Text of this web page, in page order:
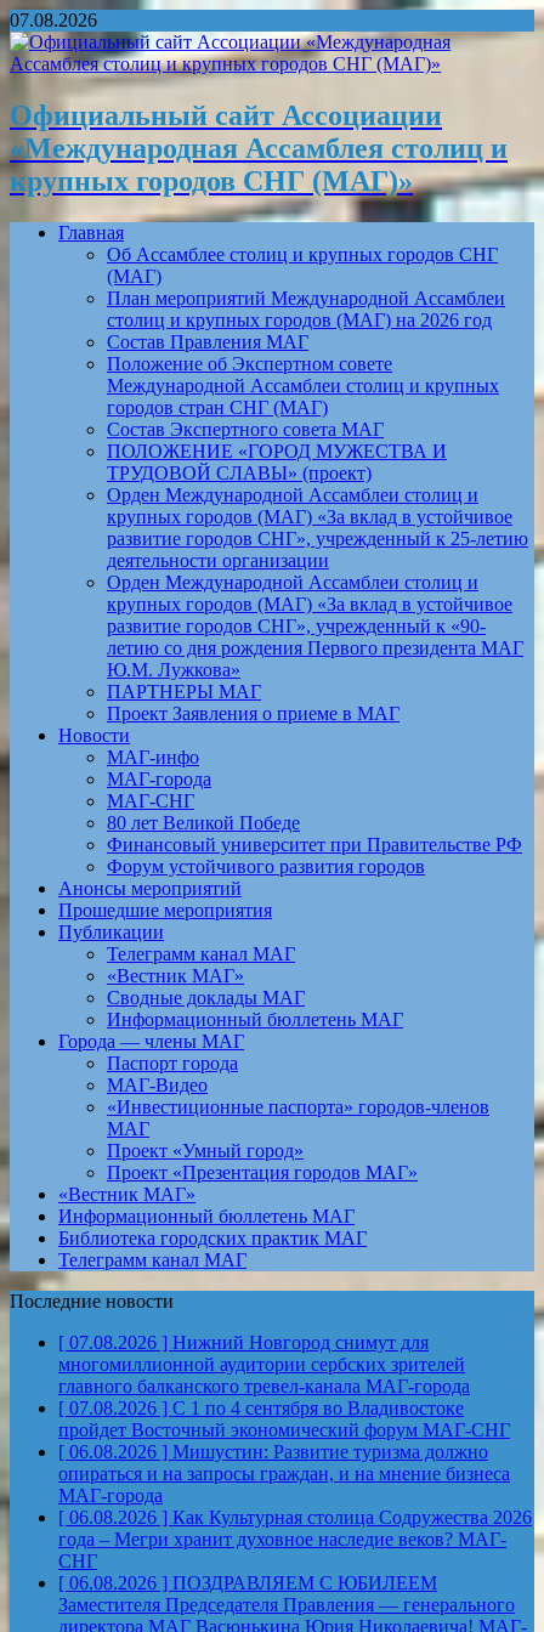
07.08.2026
Официальный сайт Ассоциации
«Международная Ассамблея столиц и
крупных городов СНГ (МАГ)»
Главная
Об Ассамблее столиц и крупных городов СНГ
(МАГ)
План мероприятий Международной Ассамблеи
столиц и крупных городов (МАГ) на 2026 год
Состав Правления МАГ
Положение об Экспертном совете
Международной Ассамблеи столиц и крупных
городов стран СНГ (МАГ)
Состав Экспертного совета МАГ
ПОЛОЖЕНИЕ «ГОРОД МУЖЕСТВА И
ТРУДОВОЙ СЛАВЫ» (проект)
Орден Международной Ассамблеи столиц и
крупных городов (МАГ) «За вклад в устойчивое
развитие городов СНГ», учрежденный к 25-летию
деятельности организации
Орден Международной Ассамблеи столиц и
крупных городов (МАГ) «За вклад в устойчивое
развитие городов СНГ», учрежденный к «90-
летию со дня рождения Первого президента МАГ
Ю.М. Лужкова»
ПАРТНЕРЫ МАГ
Проект Заявления о приеме в МАГ
Новости
МАГ-инфо
МАГ-города
МАГ-СНГ
80 лет Великой Победе
Финансовый университет при Правительстве РФ
Форум устойчивого развития городов
Анонсы мероприятий
Прошедшие мероприятия
Публикации
Телеграмм канал МАГ
«Вестник МАГ»
Сводные доклады МАГ
Информационный бюллетень МАГ
Города — члены МАГ
Паспорт города
МАГ-Видео
«Инвестиционные паспорта» городов-членов
МАГ
Проект «Умный город»
Проект «Презентация городов МАГ»
«Вестник МАГ»
Информационный бюллетень МАГ
Библиотека городских практик МАГ
Телеграмм канал МАГ
Последние новости
[ 07.08.2026 ] Нижний Новгород снимут для
многомиллионной аудитории сербских зрителей
главного балканского тревел-канала МАГ-города
[ 07.08.2026 ] С 1 по 4 сентября во Владивостоке
пройдет Восточный экономический форум МАГ-СНГ
[ 06.08.2026 ] Мишустин: Развитие туризма должно
опираться и на запросы граждан, и на мнение бизнеса
МАГ-города
[ 06.08.2026 ] Как Культурная столица Содружества 2026
года – Мегри хранит духовное наследие веков? МАГ-
СНГ
[ 06.08.2026 ] ПОЗДРАВЛЯЕМ С ЮБИЛЕЕМ
Заместителя Председателя Правления — генерального
директора МАГ Васюнькина Юрия Николаевича! МАГ-